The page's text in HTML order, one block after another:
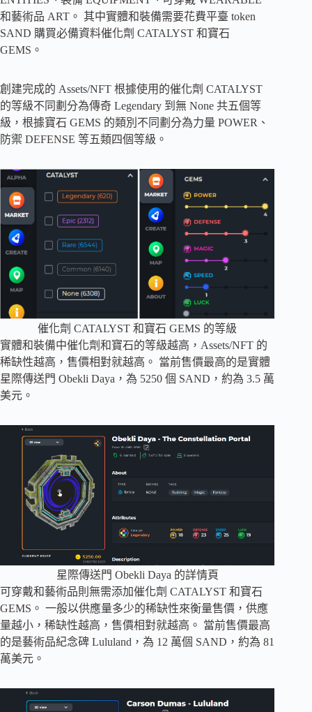
和藝術品 ART。 其中實體和裝備需要花費平臺 token
SAND 購買必備資料催化劑 CATALYST 和寶石
GEMS。
創建完成的 Assets/NFT 根據使用的催化劑 CATALYST
的等級不同劃分為傳奇 Legendary 到無 None 共五個等
級，根據寶石 GEMS 的類別不同劃分為力量 POWER、
防禦 DEFENSE 等五類四個等級。
催化劑 CATALYST 和寶石 GEMS 的等級
實體和裝備中催化劑和寶石的等級越高，Assets/NFT 的
稀缺性越高，售價相對就越高。 當前售價最高的是實體
星際傳送門 Obekli Daya，為 5250 個 SAND，約為 3.5 萬
美元。
星際傳送門 Obekli Daya 的詳情頁
可穿戴和藝術品則無需添加催化劑 CATALYST 和寶石
GEMS。 一般以供應量多少的稀缺性來衡量售價，供應
量越小，稀缺性越高，售價相對就越高。 當前售價最高
的是藝術品紀念碑 Lululand，為 12 萬個 SAND，約為 81
萬美元。